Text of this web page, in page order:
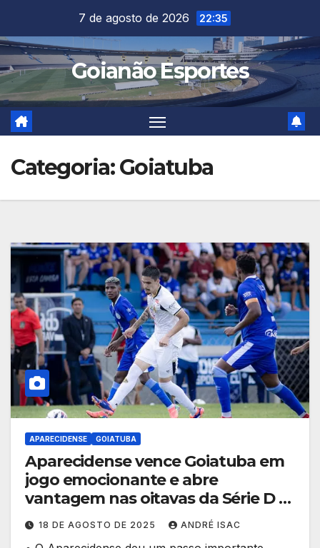
content
7 de agosto de 2026 22:35
Goianão Esportes
Categoria:Goiatuba
APARECIDENSE GOIATUBA
Aparecidense vence Goiatuba em
jogo emocionante e abre
vantagem nas oitavas da Série D
18 DE AGOSTO DE 2025 ANDRÉ ISAC